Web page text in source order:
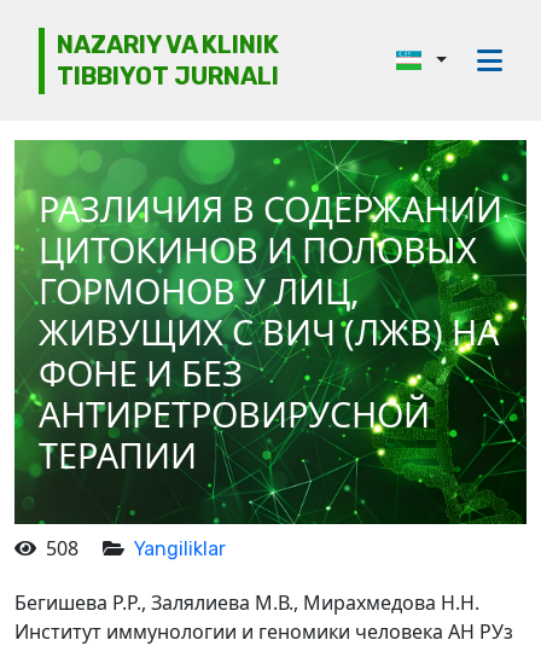
NAZARIY VA KLINIK
TIBBIYOT JURNALI
Tahririyat kengashi
Etika
Ko‘rib chiqish
Mualliflarga
Arxiv
Kontaktlar
РАЗЛИЧИЯ В СОДЕРЖАНИИ
ЦИТОКИНОВ И ПОЛОВЫХ
ГОРМОНОВ У ЛИЦ,
ЖИВУЩИХ С ВИЧ (ЛЖВ) НА
ФОНЕ И БЕЗ
АНТИРЕТРОВИРУСНОЙ
ТЕРАПИИ
508 Yangiliklar
Бегишева Р.Р., Залялиева М.В., Мирахмедова Н.Н.
Институт иммунологии и геномики человека АН РУз